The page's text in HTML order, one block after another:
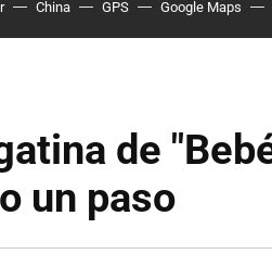
China GPS Google Maps
de
un paso